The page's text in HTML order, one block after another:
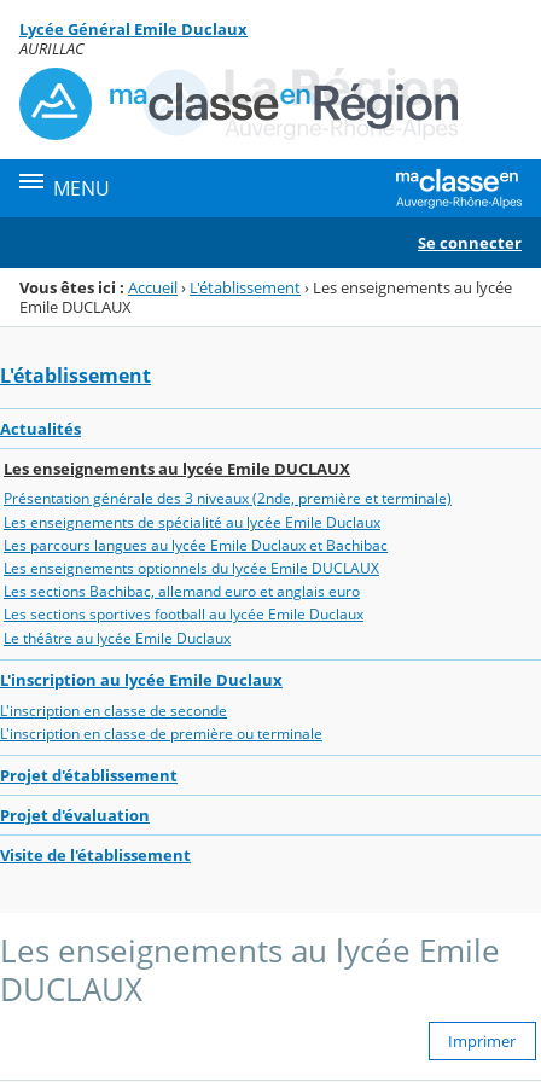
Menu de la rubrique
Contenu
Lycée Général Emile Duclaux
AURILLAC
MENU
Se connecter
Vous êtes ici : Accueil› L'établissement› Les enseignements au lycée
Emile DUCLAUX
L'établissement
Actualités
Les enseignements au lycée Emile DUCLAUX
Présentation générale des 3 niveaux (2nde, première et terminale)
Les enseignements de spécialité au lycée Emile Duclaux
Les parcours langues au lycée Emile Duclaux et Bachibac
Les enseignements optionnels du lycée Emile DUCLAUX
Les sections Bachibac, allemand euro et anglais euro
Les sections sportives football au lycée Emile Duclaux
Le théâtre au lycée Emile Duclaux
L'inscription au lycée Emile Duclaux
L'inscription en classe de seconde
L'inscription en classe de première ou terminale
Projet d'établissement
Projet d'évaluation
Visite de l'établissement
Les enseignements au lycée Emile
DUCLAUX
Imprimer